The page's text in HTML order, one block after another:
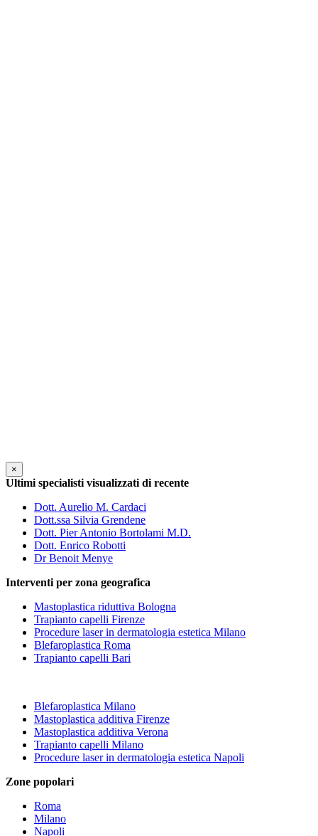
×
Ultimi specialisti visualizzati di recente
Dott. Aurelio M. Cardaci
Dott.ssa Silvia Grendene
Dott. Pier Antonio Bortolami M.D.
Dott. Enrico Robotti
Dr Benoit Menye
Interventi per zona geografica
Mastoplastica riduttiva Bologna
Trapianto capelli Firenze
Procedure laser in dermatologia estetica Milano
Blefaroplastica Roma
Trapianto capelli Bari
Blefaroplastica Milano
Mastoplastica additiva Firenze
Mastoplastica additiva Verona
Trapianto capelli Milano
Procedure laser in dermatologia estetica Napoli
Zone popolari
Roma
Milano
Napoli